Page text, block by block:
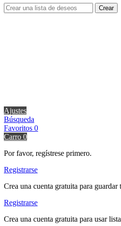
Crear
Ajustes
Búsqueda
Favoritos 0
Carro 0
Por favor, regístrese primero.
Registrarse
Crea una cuenta gratuita para guardar
Registrarse
Crea una cuenta gratuita para usar